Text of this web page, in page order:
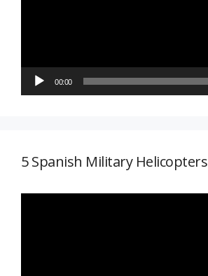
00:00
5 Spanish Military Helicopters